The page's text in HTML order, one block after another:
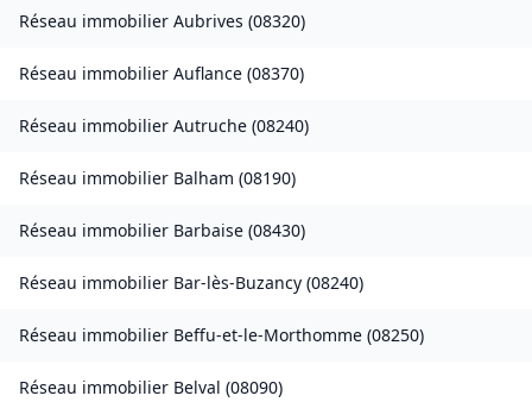
Réseau immobilier Aubrives (08320)
Réseau immobilier Auflance (08370)
Réseau immobilier Autruche (08240)
Réseau immobilier Balham (08190)
Réseau immobilier Barbaise (08430)
Réseau immobilier Bar-lès-Buzancy (08240)
Réseau immobilier Beffu-et-le-Morthomme (08250)
Réseau immobilier Belval (08090)